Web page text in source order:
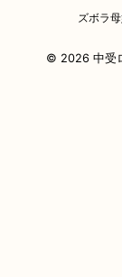
ズボラ
© 2026 中受